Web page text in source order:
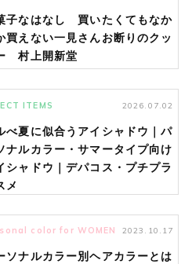
子なはなし 買いたくてもなか
買えない一見さんお断りのクッ
村上開新堂
ITEMS 2026.07.02
べ夏に似合うアイシャドウ｜パ
ナルカラー・サマータイプ向け
シャドウ｜デパコス・プチプラ
メ
color for WOMEN 2023.10.17
ソナルカラー別ヘアカラーとは